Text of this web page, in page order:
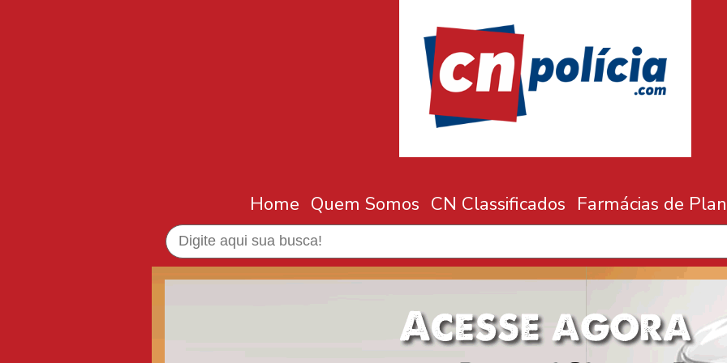
Home Quem Somos CN Classificados Farmácias de